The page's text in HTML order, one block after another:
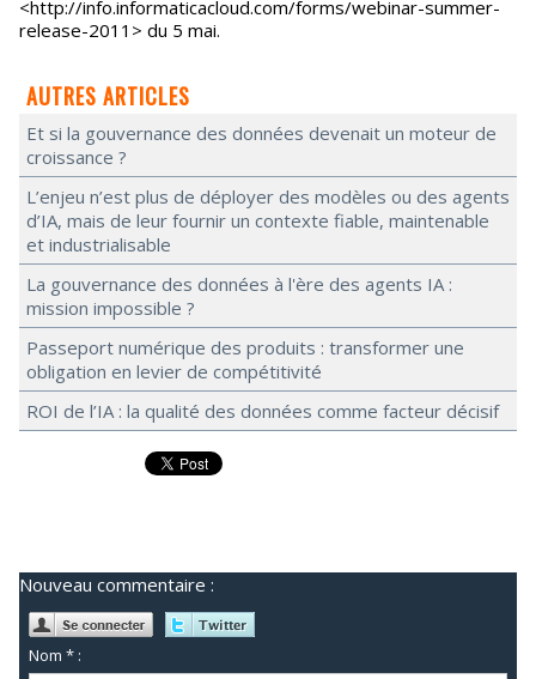
<http://info.informaticacloud.com/forms/webinar-summer-
release-2011> du 5 mai.
AUTRES ARTICLES
Et si la gouvernance des données devenait un moteur de
croissance ?
L’enjeu n’est plus de déployer des modèles ou des agents
d’IA, mais de leur fournir un contexte fiable, maintenable
et industrialisable
La gouvernance des données à l'ère des agents IA :
mission impossible ?
Passeport numérique des produits : transformer une
obligation en levier de compétitivité
ROI de l’IA : la qualité des données comme facteur décisif
Nouveau commentaire :
Nom * :